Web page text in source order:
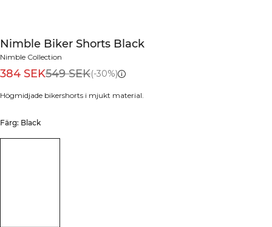
Nimble Biker Shorts Black
Nimble Collection
384 SEK549 SEK(-30%)
Högmidjade bikershorts i mjukt material.
Färg: Black